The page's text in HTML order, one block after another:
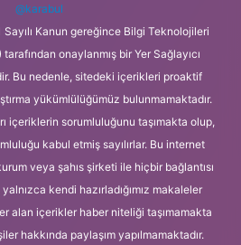
@karabul
Sayılı Kanun gereğince Bilgi Teknolojileri
onaylanmış bir Yer Sağlayıcı
Bu nedenle, sitedeki içerikleri proaktif
yükümlülüğümüz bulunmamaktadır.
içeriklerin sorumluluğunu taşımakta olup,
kabul etmiş sayılırlar. Bu internet
veya şahıs şirketi ile hiçbir bağlantısı
kendi hazırladığımız makaleler
alan içerikler haber niteliği taşımamakta
hakkında paylaşım yapılmamaktadır.